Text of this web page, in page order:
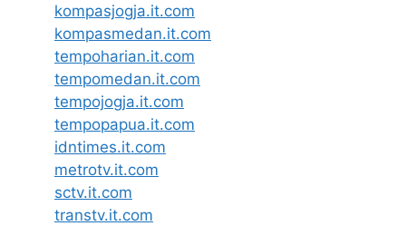
kompasjogja.it.com
kompasmedan.it.com
tempoharian.it.com
tempomedan.it.com
tempojogja.it.com
tempopapua.it.com
idntimes.it.com
metrotv.it.com
sctv.it.com
transtv.it.com